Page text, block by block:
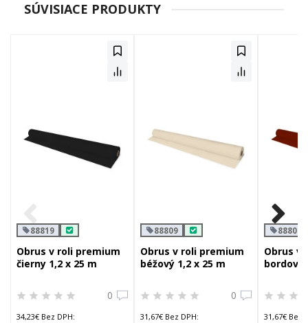
SÚVISIACE PRODUKTY
88819
Obrus v roli premium
čierny 1,2 x 25 m
0
34,23€ Bez DPH:
88809
Obrus v roli premium
béžový 1,2 x 25 m
0
31,67€ Bez DPH:
88808
Obrus v
bordový
31,67€ Bez